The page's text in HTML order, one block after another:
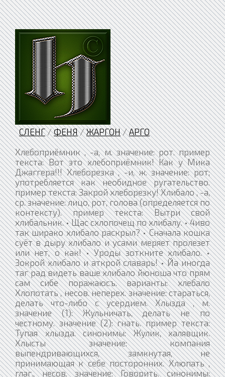
СЛЕНГ/ФЕНЯ/ЖАРГОН/АРГО
Хлебоприёмник , -а, м. значение: рот. пример
текста: Вот это хлебоприёмник! Как у Мика
Джаггера!!! Хлеборезка , -и, ж. значение: рот;
употребляется как необидное ругательство.
пример текста: Закрой хлеборезку! Хлибало , -а,
ср. значение: лицо, рот, голова (определяется по
контексту). пример текста: Вытри свой
хлибальник. • Щас схлопочещ по хлибалу. • 4иво
так ширако хлибало раскрыл? • Сначала кошка
суёт в дыру хлибало и усами меряет пролезет
или нет, о как! • Уроды зоткните хлибало. •
Зокрой хлибало и аткрой славарь! • Йа иногда
таг рад видеть ваше хлибало йюноша что прям
сам сибе поражаюсъ. варианты: хлебало
Хлопотать , несов. неперех. значение: стараться,
делать что-либо с усердием. Хлызда , м.
значение (1): Жульничать, делать не по
честному. значение (2): гнать. пример текста:
Тупая хлызда. синонимы: Жулик, халявщик.
Хлысты значение: компания
выпендривающихся, замкнутая, не
принимающая к себе посторонних. Хлюпать ,
глаг., несов. значение: Говорить. синонимы: